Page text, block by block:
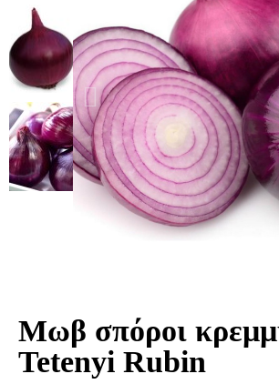
Μωβ σπόροι
Tetenyi Rubin